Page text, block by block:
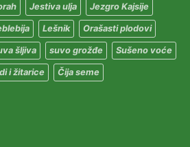
Jestiva ulja Jezgro Kajsije
Lešnik Orašasti plodovi
šljiva suvo grožđe Sušeno voće
i žitarice Čija seme